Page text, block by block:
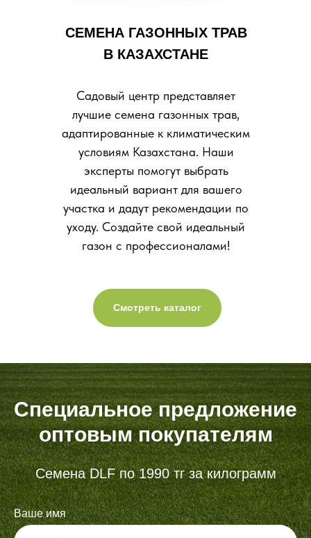
СЕМЕНА ГАЗОННЫХ ТРАВ
В КАЗАХСТАНЕ
Садовый центр представляет
лучшие семена газонных трав,
адаптированные к климатическим
условиям Казахстана. Наши
эксперты помогут выбрать
идеальный вариант для вашего
участка и дадут рекомендации по
уходу. Создайте свой идеальный
газон с профессионалами!
Смотреть каталог
Специальное предложение
оптовым покупателям
Семена DLF по 1990 тг за килограмм
Ваше имя